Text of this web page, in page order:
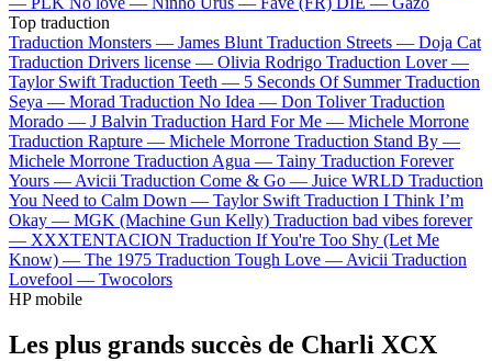
Top traduction
Traduction Monsters — James Blunt Traduction Streets — Doja Cat
Traduction Drivers license — Olivia Rodrigo Traduction Lover —
Taylor Swift Traduction Teeth — 5 Seconds Of Summer Traduction
Seya — Morad Traduction No Idea — Don Toliver Traduction
Morado — J Balvin Traduction Hard For Me — Michele Morrone
Traduction Rapture — Michele Morrone Traduction Stand By —
Michele Morrone Traduction Agua — Tainy Traduction Forever
Yours — Avicii Traduction Come & Go — Juice WRLD Traduction
You Need to Calm Down — Taylor Swift Traduction I Think I’m
Okay — MGK (Machine Gun Kelly) Traduction bad vibes forever
— XXXTENTACION Traduction If You're Too Shy (Let Me
Know) — The 1975 Traduction Tough Love — Avicii Traduction
Lovefool — Twocolors
HP mobile
Les plus grands succès de Charli XCX